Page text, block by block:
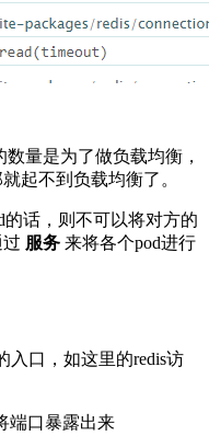
数量是为了做负载均衡，
起不到负载均衡了。
的话，则不可以将对方的
服务 来将各个pod进行
入口，如这里的redis访
端口暴露出来